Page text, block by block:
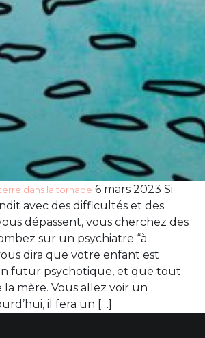
dans la tornade 6 mars 2023 Si
avec des difficultés et des
dépassent, vous cherchez des
sur un psychiatre “à
dira que votre enfant est
futur psychotique, et que tout
la mère. Vous allez voir un
il fera un […]